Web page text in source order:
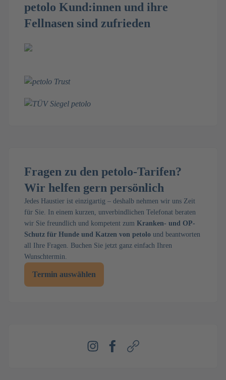
petolo Kund:innen und ihre
Fellnasen sind zufrieden
Fragen zu den petolo-Tarifen?
Wir helfen gern persönlich
Jedes Haustier ist einzigartig – deshalb nehmen wir uns Zeit
für Sie. In einem kurzen, unverbindlichen Telefonat beraten
wir Sie freundlich und kompetent zum Kranken- und OP-
Schutz für Hunde und Katzen von petolo und beantworten
all Ihre Fragen. Buchen Sie jetzt ganz einfach Ihren
Wunschtermin.
Termin auswählen